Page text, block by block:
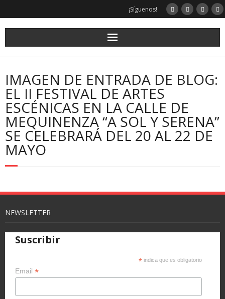
¡Síguenos!
IMAGEN DE ENTRADA DE BLOG:
EL II FESTIVAL DE ARTES
ESCÉNICAS EN LA CALLE DE
MEQUINENZA “A SOL Y SERENA”
SE CELEBRARÁ DEL 20 AL 22 DE
MAYO
NEWSLETTER
Suscribir
* indica que es obligatorio
Email *